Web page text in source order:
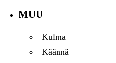
MUU
Kulma
Käännä